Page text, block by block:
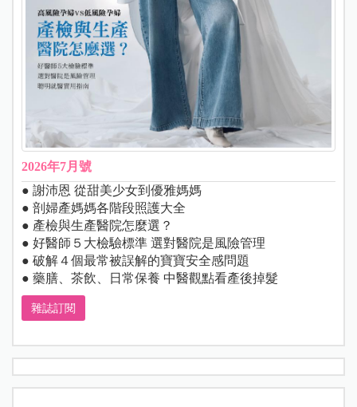
2026年7月號
● 謝沛恩 從甜美少女到優雅媽媽
● 剖婦產媽媽各階段照護大全
● 產檢與生產醫院怎麼選？
● 好醫師５大檢驗標準 選對醫院是風險管理
● 破解４個最常被誤解的寶寶安全感問題
● 藥膳、茶飲、日常保養 中醫觀點看產後掉髮
雜誌訂閱